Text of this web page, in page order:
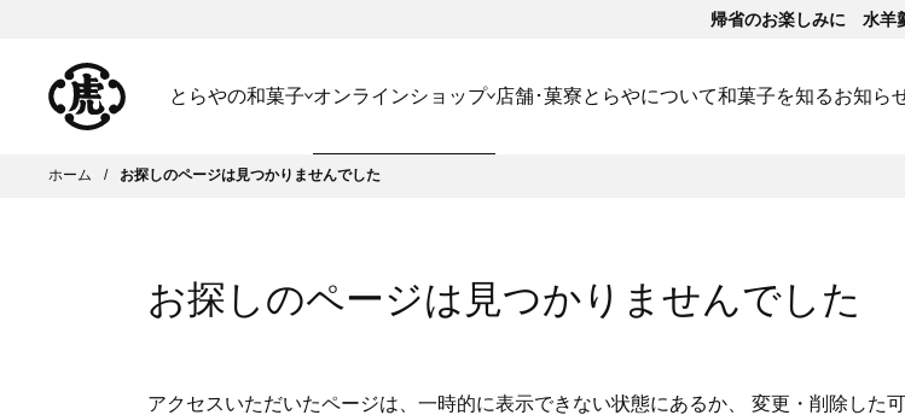
帰省のお楽しみに 水羊
とらやの和菓子 オンラインショップ 店舗･菓寮とらやについて和菓子を知るお知ら
ホーム お探しのページは見つかりませんでした
お探しのページは見つかりませんでした
アクセスいただいたページは、一時的に表示できない状態にあるか、 変更・削除した可